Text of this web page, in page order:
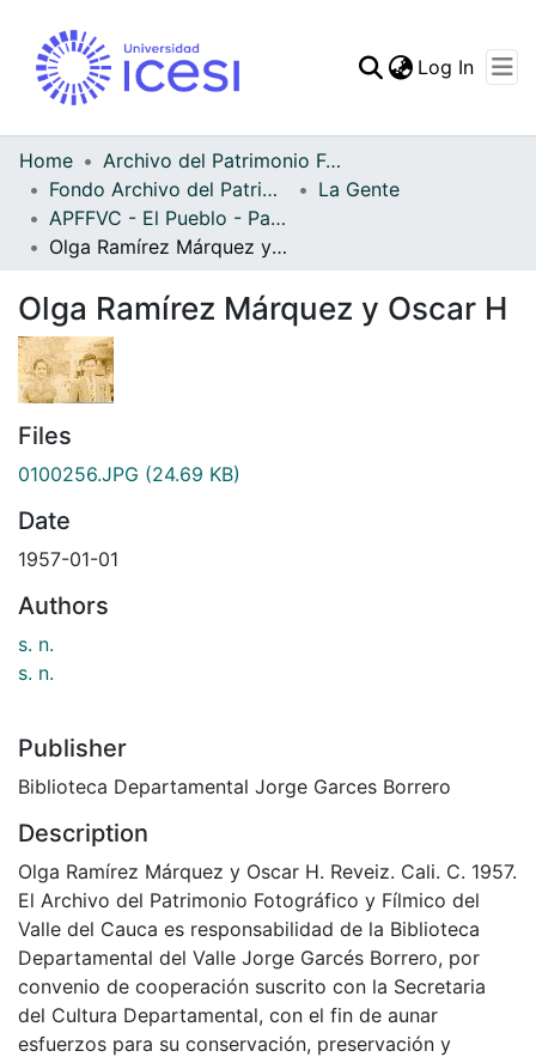
Statistics
Log In
Home
Archivo del Patrimonio Fotográfico y Fílmico del Valle del Cauca
Fondo Archivo del Patrimonio Fotográfico y Fílmico del Valle del Cauca
La Gente
APFFVC - El Pueblo - Patrimonial
Olga Ramírez Márquez y Oscar H
Olga Ramírez Márquez y Oscar H
Files
0100256.JPG (24.69 KB)
Date
1957-01-01
Authors
s. n.
s. n.
Publisher
Biblioteca Departamental Jorge Garces Borrero
Description
Olga Ramírez Márquez y Oscar H. Reveiz. Cali. C. 1957.
El Archivo del Patrimonio Fotográfico y Fílmico del
Valle del Cauca es responsabilidad de la Biblioteca
Departamental del Valle Jorge Garcés Borrero, por
convenio de cooperación suscrito con la Secretaria
del Cultura Departamental, con el fin de aunar
esfuerzos para su conservación, preservación y